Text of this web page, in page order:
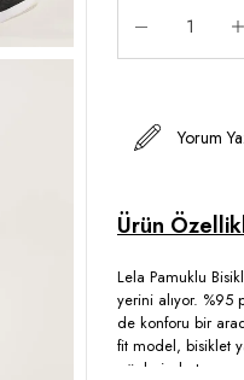
Yorum
Lela Pamuklu
yerini alıyor. %95
de konforu bir
fit model, bisiklet
günlerinde taze